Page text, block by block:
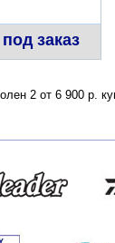
под заказ
2 от 6 900 р.